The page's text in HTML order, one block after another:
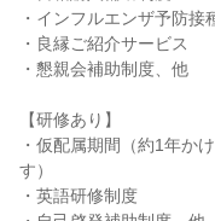
・インフルエンザ予防接
・良縁ご紹介サービス
・懇親会補助制度、他
【研修あり】
・仮配属期間（約1年か
す）
・英語研修制度